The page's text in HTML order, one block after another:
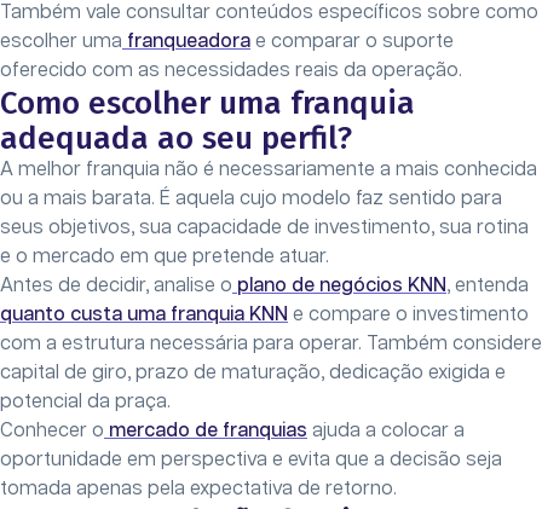
Também vale consultar conteúdos específicos sobre como
escolher uma franqueadora e comparar o suporte
oferecido com as necessidades reais da operação.
Como escolher uma franquia
adequada ao seu perfil?
A melhor franquia não é necessariamente a mais conhecida
ou a mais barata. É aquela cujo modelo faz sentido para
seus objetivos, sua capacidade de investimento, sua rotina
e o mercado em que pretende atuar.
Antes de decidir, analise o plano de negócios KNN, entenda
quanto custa uma franquia KNN e compare o investimento
com a estrutura necessária para operar. Também considere
capital de giro, prazo de maturação, dedicação exigida e
potencial da praça.
Conhecer o mercado de franquias ajuda a colocar a
oportunidade em perspectiva e evita que a decisão seja
tomada apenas pela expectativa de retorno.